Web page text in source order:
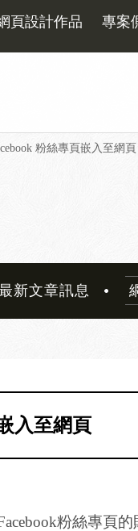
頁設計作品 專案
粉絲專頁嵌入至網頁
新文章訊息
入至網頁
粉絲專頁